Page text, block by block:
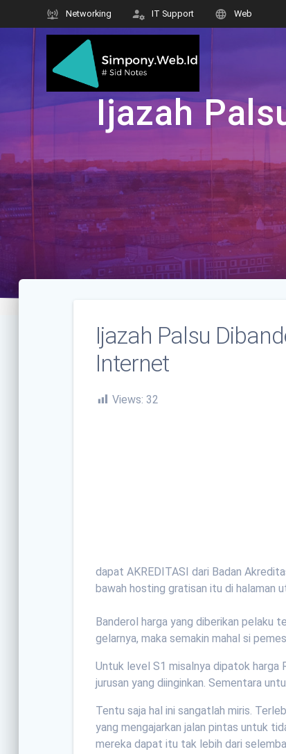
content
Networking IT Support Web
Ijazah
Ijazah Palsu
Internet
Views: 32
dapat AKREDITASI dari Badan
bawah hosting gratisan itu di halaman
Banderol harga yang diberikan pelaku
gelarnya, maka semakin mahal si
Untuk level S1 misalnya dipatok harga
jurusan yang diinginkan. Sementara
Tentu saja hal ini sangatlah miris.
yang mengajarkan jalan pintas untuk
mereka dapat itu tak lebih dari